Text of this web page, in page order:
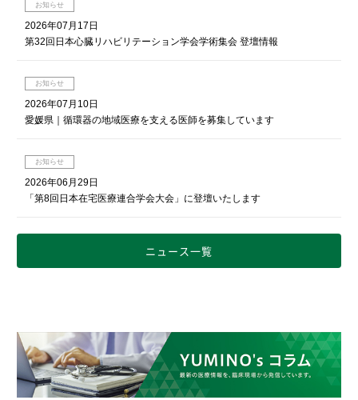
お知らせ
2026年07月17日
第32回日本心臓リハビリテーション学会学術集会 登壇情報
お知らせ
2026年07月10日
愛媛県｜循環器の地域医療を支える医師を募集しています
お知らせ
2026年06月29日
「第8回日本在宅医療連合学会大会」に登壇いたします
ニュース一覧